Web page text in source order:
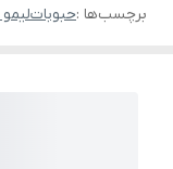
برچسب‌ها :حبوباتلیمو